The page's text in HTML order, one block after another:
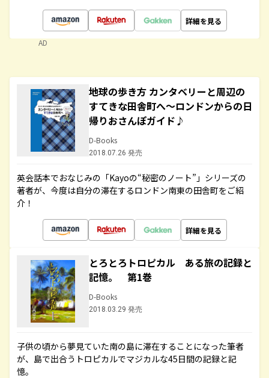
詳細を見る
AD
地球の歩き方 カンタベリーと周辺の
すてきな田舎町へ～ロンドンからの日
帰りおさんぽガイド♪
D-Books
2018.07.26 発売
英会話本でおなじみの「Kayoの“秘密のノート”」シリーズの
著者が、今度は自分の滞在するロンドン南東の田舎町をご紹
介！
詳細を見る
とろとろトロピカル ある旅の記録と
記憶。 第1巻
D-Books
2018.03.29 発売
子供の頃から夢見ていた南の島に滞在することになった筆者
が、島で出合うトロピカルでマジカルな45日間の記録と記
憶。